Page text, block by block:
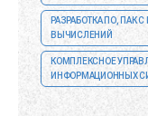
РАЗРАБОТКА ПО, ПАК
ВЫЧИСЛЕНИЙ
КОМПЛЕКСНОЕ
ИНФОРМАЦИОННЫХ